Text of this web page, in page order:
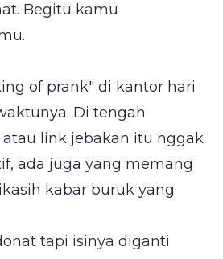
Begitu kamu
of prank" di kantor hari
Di tengah
link jebakan itu nggak
ada juga yang memang
kabar buruk yang
tapi isinya diganti